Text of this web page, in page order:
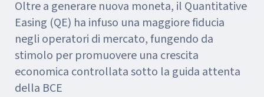
Oltre a generare nuova moneta, il Quantitative
Easing (QE) ha infuso una maggiore fiducia
negli operatori di mercato, fungendo da
stimolo per promuovere una crescita
economica controllata sotto la guida attenta
della BCE